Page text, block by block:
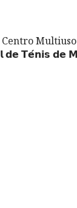
𝗱𝗲 𝗧𝗲́𝗻𝗶𝘀 𝗱𝗲